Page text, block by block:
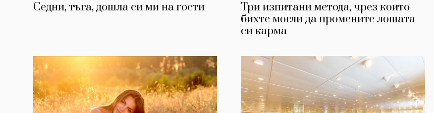
Седни, тъга, дошла си ми на гости
Три изпитани метода, чрез които
бихте могли да промените лошата
си карма